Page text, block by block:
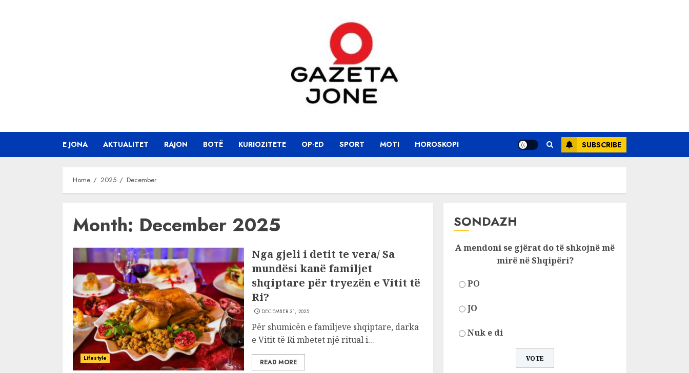
E JONA AKTUALITET RAJON BOTË KURIOZITETE OP-ED SPORT MOTI HOROSKOPI SUBSCRIBE
Home 2025 December
Month: December 2025
Lifestyle
Nga gjeli i detit te vera/ Sa
mundësi kanë familjet
shqiptare për tryezën e Vitit të
Ri?
DECEMBER 31, 2025
Për shumicën e familjeve shqiptare, darka
e Vitit të Ri mbetet një ritual i...
READ MORE
SONDAZH
A mendoni se gjërat do të shkojnë më
mirë në Shqipëri?
PO
JO
Nuk e di